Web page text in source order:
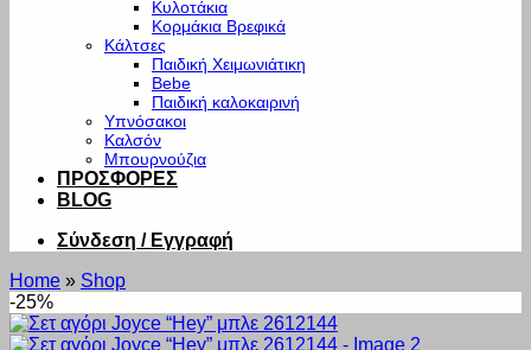
Κυλοτάκια
Κορμάκια Βρεφικά
Κάλτσες
Παιδική Χειμωνιάτικη
Bebe
Παιδική καλοκαιρινή
Υπνόσακοι
Καλσόν
Μπουρνούζια
ΠΡΟΣΦΟΡΕΣ
BLOG
Σύνδεση / Εγγραφή
Home » Shop
-25%